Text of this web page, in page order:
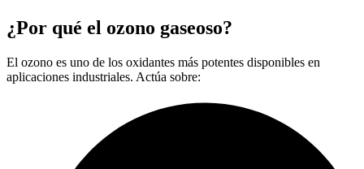
¿Por qué el ozono gaseoso?
El ozono es uno de los oxidantes más potentes disponibles en
aplicaciones industriales. Actúa sobre: